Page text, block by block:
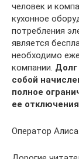
человек и
кухонное
потребления
является
необходимо
компании. Долг
собой
полное
ее
Оператор